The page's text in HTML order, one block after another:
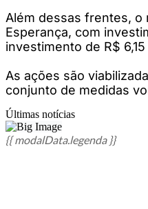
Além dessas frentes, o
Esperança, com
investimento de R$
As ações são
conjunto de medidas
Últimas notícias
{{ modalData.legenda }}